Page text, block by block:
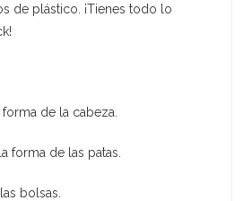
de plástico. ¡Tienes todo lo
de la cabeza.
forma de las patas.
bolsas.